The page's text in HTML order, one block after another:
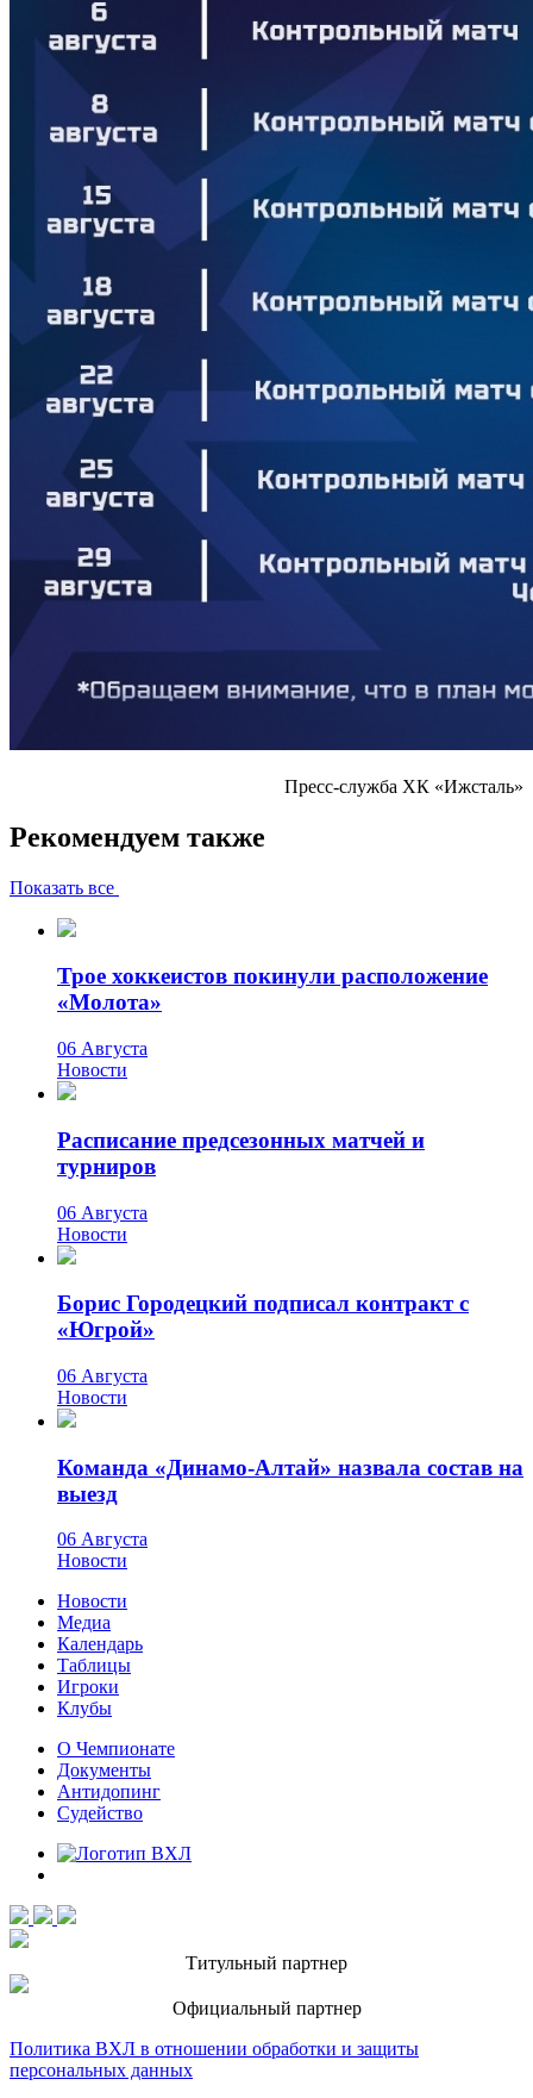
Пресс-служба ХК «Ижсталь»
Рекомендуем также
Показать все
Трое хоккеистов покинули расположение
«Молота»
06 Августа
Новости
Расписание предсезонных матчей и
турниров
06 Августа
Новости
Борис Городецкий подписал контракт с
«Югрой»
06 Августа
Новости
Команда «Динамо-Алтай» назвала состав на
выезд
06 Августа
Новости
Новости
Медиа
Календарь
Таблицы
Игроки
Клубы
О Чемпионате
Документы
Антидопинг
Судейство
Титульный партнер
Официальный партнер
Политика ВХЛ в отношении обработки и защиты
персональных данных